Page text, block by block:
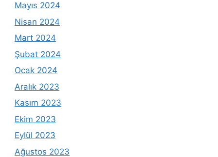
Mayıs 2024
Nisan 2024
Mart 2024
Şubat 2024
Ocak 2024
Aralık 2023
Kasım 2023
Ekim 2023
Eylül 2023
Ağustos 2023